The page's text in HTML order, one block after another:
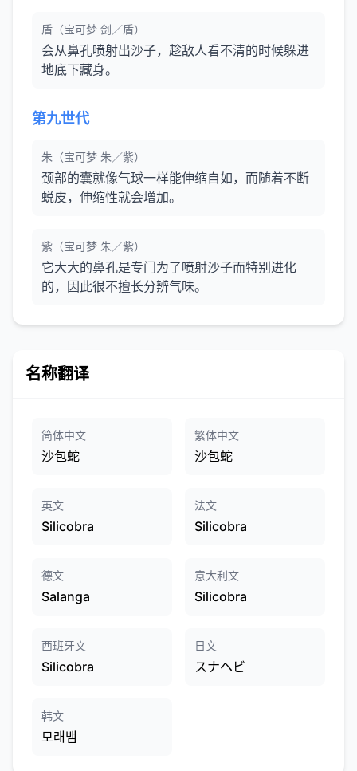
盾（宝可梦 剑／盾）
会从鼻孔喷射出沙子，趁敌人看不清的时候躲进
地底下藏身。
第九世代
朱（宝可梦 朱／紫）
颈部的囊就像气球一样能伸缩自如，而随着不断
蜕皮，伸缩性就会增加。
紫（宝可梦 朱／紫）
它大大的鼻孔是专门为了喷射沙子而特别进化
的，因此很不擅长分辨气味。
名称翻译
简体中文
沙包蛇
繁体中文
沙包蛇
英文
Silicobra
法文
Silicobra
德文
Salanga
意大利文
Silicobra
西班牙文
Silicobra
日文
スナヘビ
韩文
모래뱀